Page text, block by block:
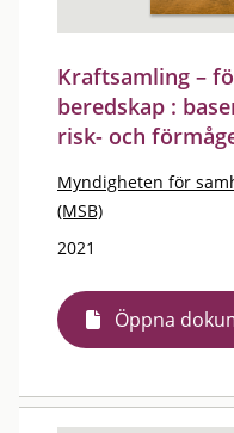
Kraftsamling –
beredskap :
risk- och
Myndigheten för
(MSB)
2021
Öppna